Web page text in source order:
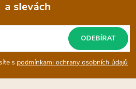
a slevách
s podmínkami ochrany osobních údajů
ODEBÍRAT